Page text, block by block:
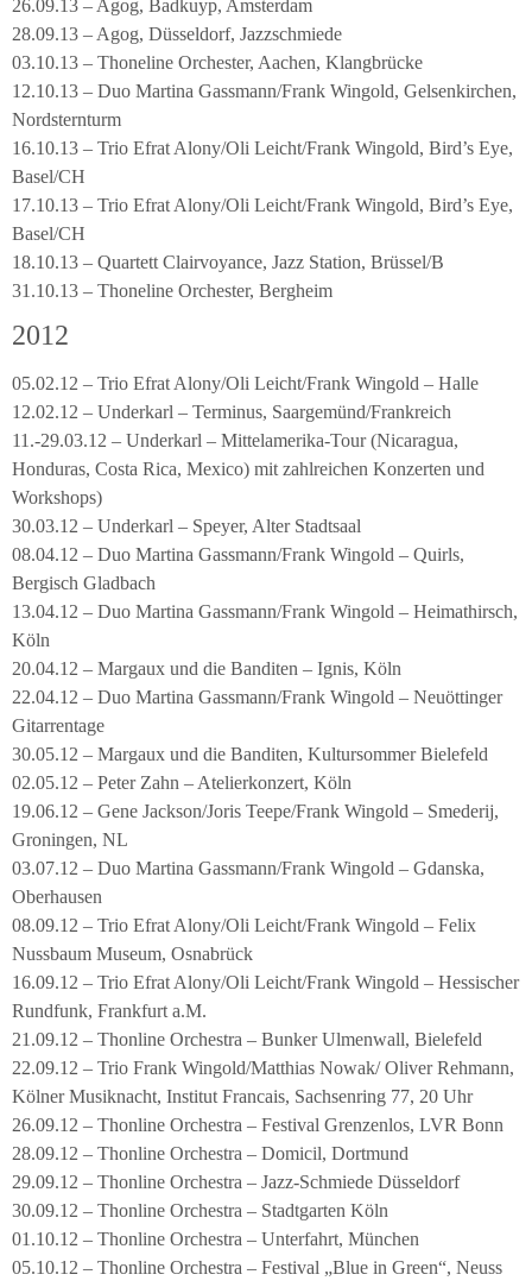
26.09.13 – Agog, Badkuyp, Amsterdam
28.09.13 – Agog, Düsseldorf, Jazzschmiede
03.10.13 – Thoneline Orchester, Aachen, Klangbrücke
12.10.13 – Duo Martina Gassmann/Frank Wingold, Gelsenkirchen,
Nordsternturm
16.10.13 – Trio Efrat Alony/Oli Leicht/Frank Wingold, Bird’s Eye,
Basel/CH
17.10.13 – Trio Efrat Alony/Oli Leicht/Frank Wingold, Bird’s Eye,
Basel/CH
18.10.13 – Quartett Clairvoyance, Jazz Station, Brüssel/B
31.10.13 – Thoneline Orchester, Bergheim
2012
05.02.12 – Trio Efrat Alony/Oli Leicht/Frank Wingold – Halle
12.02.12 – Underkarl – Terminus, Saargemünd/Frankreich
11.-29.03.12 – Underkarl – Mittelamerika-Tour (Nicaragua,
Honduras, Costa Rica, Mexico) mit zahlreichen Konzerten und
Workshops)
30.03.12 – Underkarl – Speyer, Alter Stadtsaal
08.04.12 – Duo Martina Gassmann/Frank Wingold – Quirls,
Bergisch Gladbach
13.04.12 – Duo Martina Gassmann/Frank Wingold – Heimathirsch,
Köln
20.04.12 – Margaux und die Banditen – Ignis, Köln
22.04.12 – Duo Martina Gassmann/Frank Wingold – Neuöttinger
Gitarrentage
30.05.12 – Margaux und die Banditen, Kultursommer Bielefeld
02.05.12 – Peter Zahn – Atelierkonzert, Köln
19.06.12 – Gene Jackson/Joris Teepe/Frank Wingold – Smederij,
Groningen, NL
03.07.12 – Duo Martina Gassmann/Frank Wingold – Gdanska,
Oberhausen
08.09.12 – Trio Efrat Alony/Oli Leicht/Frank Wingold – Felix
Nussbaum Museum, Osnabrück
16.09.12 – Trio Efrat Alony/Oli Leicht/Frank Wingold – Hessischer
Rundfunk, Frankfurt a.M.
21.09.12 – Thonline Orchestra – Bunker Ulmenwall, Bielefeld
22.09.12 – Trio Frank Wingold/Matthias Nowak/ Oliver Rehmann,
Kölner Musiknacht, Institut Francais, Sachsenring 77, 20 Uhr
26.09.12 – Thonline Orchestra – Festival Grenzenlos, LVR Bonn
28.09.12 – Thonline Orchestra – Domicil, Dortmund
29.09.12 – Thonline Orchestra – Jazz-Schmiede Düsseldorf
30.09.12 – Thonline Orchestra – Stadtgarten Köln
01.10.12 – Thonline Orchestra – Unterfahrt, München
05.10.12 – Thonline Orchestra – Festival „Blue in Green“, Neuss